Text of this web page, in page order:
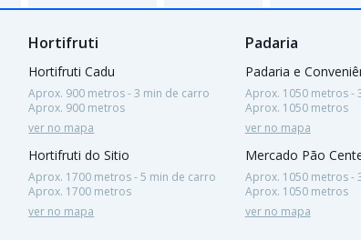
Hortifruti
Hortifruti Cadu
Aprox. 900 metros - 3 min de carro
Aprox. 900 metros
ver no mapa
Hortifruti do Sitio
Aprox. 1700 metros - 5 min de carro
Aprox. 1700 metros
ver no mapa
Padaria
Padaria e
Aprox. 1050 metros -
Aprox. 1050 metros
ver no mapa
Mercado Pão
Aprox. 1050 metros -
Aprox. 1050 metros
ver no mapa